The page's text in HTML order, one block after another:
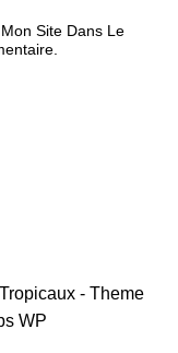
Site Dans Le
- Theme
WP